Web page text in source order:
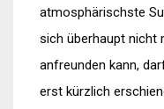
atmosphärischste
sich überhaupt nicht
anfreunden kann,
erst kürzlich